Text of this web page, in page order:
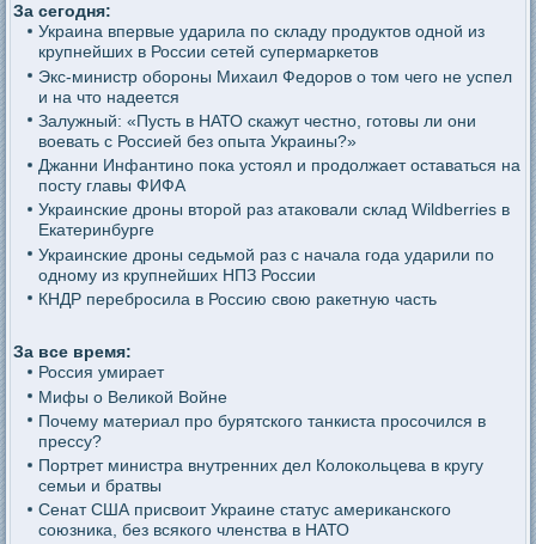
За сегодня:
Украина впервые ударила по складу продуктов одной из
крупнейших в России сетей супермаркетов
Экс-министр обороны Михаил Федоров о том чего не успел
и на что надеется
Залужный: «Пусть в НАТО скажут честно, готовы ли они
воевать с Россией без опыта Украины?»
Джанни Инфантино пока устоял и продолжает оставаться на
посту главы ФИФА
Украинские дроны второй раз атаковали склад Wildberries в
Екатеринбурге
Украинские дроны седьмой раз с начала года ударили по
одному из крупнейших НПЗ России
КНДР перебросила в Россию свою ракетную часть
За все время:
Россия умирает
Мифы о Великой Войне
Почему материал про бурятского танкиста просочился в
прессу?
Портрет министра внутренних дел Колокольцева в кругу
семьи и братвы
Сенат США присвоит Украине статус американского
союзника, без всякого членства в НАТО